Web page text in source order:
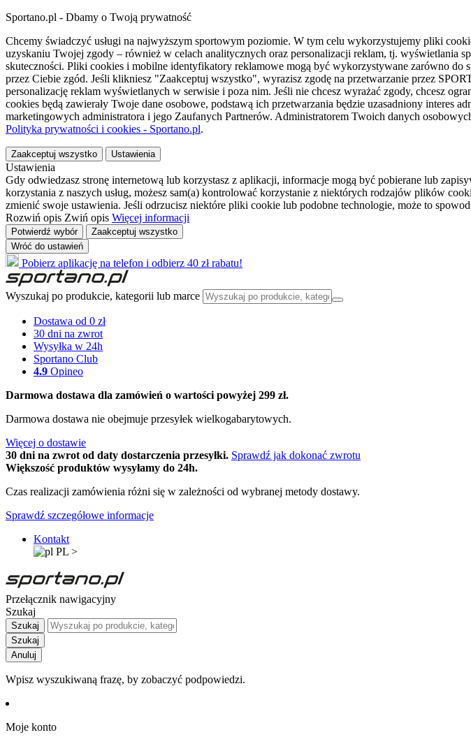
Sportano.pl - Dbamy o Twoją prywatność
Chcemy świadczyć usługi na najwyższym sportowym poziomie. W tym celu wykorzystujemy pliki
uzyskaniu Twojej zgody – również w celach analitycznych oraz personalizacji reklam, tj. wyświetlania
skuteczności. Pliki cookies i mobilne identyfikatory reklamowe mogą być wykorzystywane zarówno
przez Ciebie zgód. Jeśli klikniesz "Zaakceptuj wszystko", wyrazisz zgodę na przetwarzanie przez
personalizację reklam wyświetlanych w serwisie i poza nim. Jeśli nie chcesz wyrażać zgody, chcesz
cookies będą zawierały Twoje dane osobowe, podstawą ich przetwarzania będzie uzasadniony interes
marketingowych administratora i jego Zaufanych Partnerów. Administratorem Twoich danych
Polityka prywatności i cookies - Sportano.pl.
Zaakceptuj wszystko Ustawienia
Ustawienia
Gdy odwiedzasz stronę internetową lub korzystasz z aplikacji, informacje mogą być pobierane lub
korzystania z naszych usług, możesz sam(a) kontrolować korzystanie z niektórych rodzajów plików
zmienić swoje ustawienia. Jeśli odrzucisz niektóre pliki cookie lub podobne technologie, może to
Rozwiń opis Zwiń opis Więcej informacji
Potwierdź wybór
Zaakceptuj wszystko
Wróć do ustawień
Pobierz aplikację na telefon i odbierz 40 zł rabatu!
Wyszukaj po produkcie, kategorii lub marce
Dostawa od 0 zł
30 dni na zwrot
Wysyłka w 24h
Sportano Club
4.9 Opineo
Darmowa dostawa dla zamówień o wartości powyżej 299 zł.
Darmowa dostawa nie obejmuje przesyłek wielkogabarytowych.
Więcej o dostawie
30 dni na zwrot od daty dostarczenia przesyłki. Sprawdź jak dokonać zwrotu
Większość produktów wysyłamy do 24h.
Czas realizacji zamówienia różni się w zależności od wybranej metody dostawy.
Sprawdź szczegółowe informacje
Kontakt
PL >
Przełącznik nawigacyjny
Szukaj
Szukaj
Szukaj
Anuluj
Wpisz wyszukiwaną frazę, by zobaczyć podpowiedzi.
Moje konto